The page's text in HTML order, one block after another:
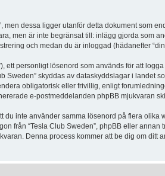
dessa ligger utanför detta dokument som
men är inte begränsat till: inlägg gjorda som
och medan du är inloggad (hädanefter
personligt lösenord som används för att
skyddas av dataskyddslagar i landet
obligatorisk eller frivillig, enligt
e-postmeddelanden phpBB mjukvaran
inte använder samma lösenord på flera
från “Tesla Club Sweden”, phpBB eller
Denna process kommer att be dig om